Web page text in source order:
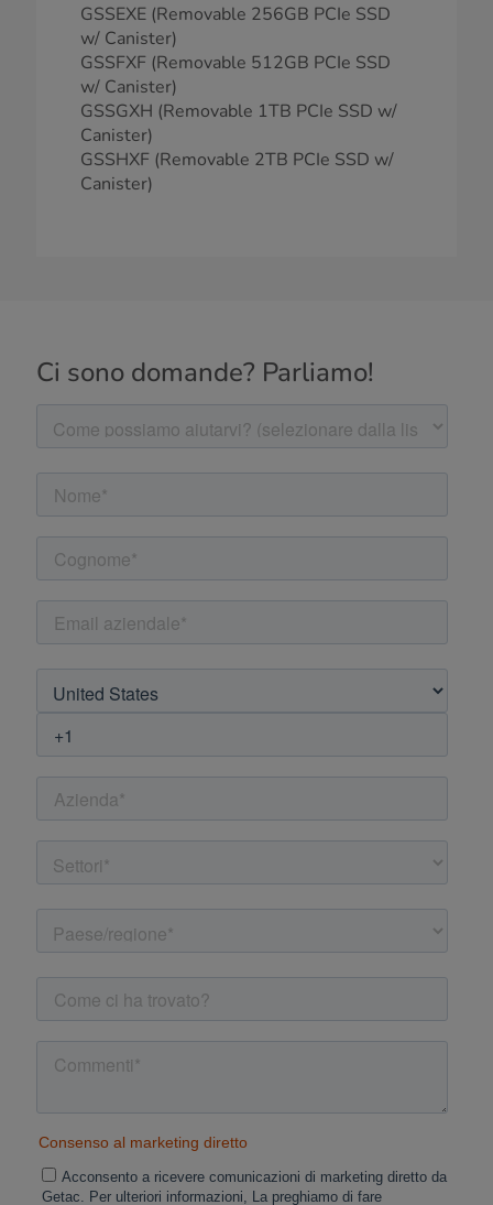
GSSEXE (Removable 256GB PCIe SSD
w/ Canister)
GSSFXF (Removable 512GB PCIe SSD
w/ Canister)
GSSGXH (Removable 1TB PCIe SSD w/
Canister)
GSSHXF (Removable 2TB PCIe SSD w/
Canister)
Ci sono domande? Parliamo!